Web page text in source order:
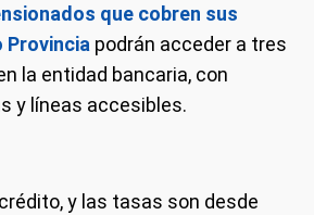
que cobren sus
Provincia podrán acceder a tres
la entidad bancaria, con
y líneas accesibles.
y las tasas son desde